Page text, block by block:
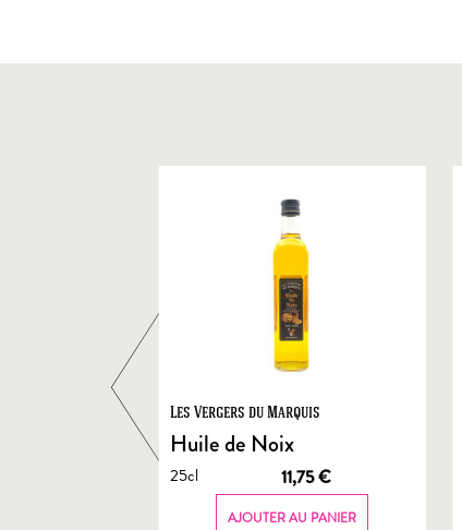
Les Vergers du Marquis
Huile de Noix
25cl 11,75€
AJOUTER AU PANIER